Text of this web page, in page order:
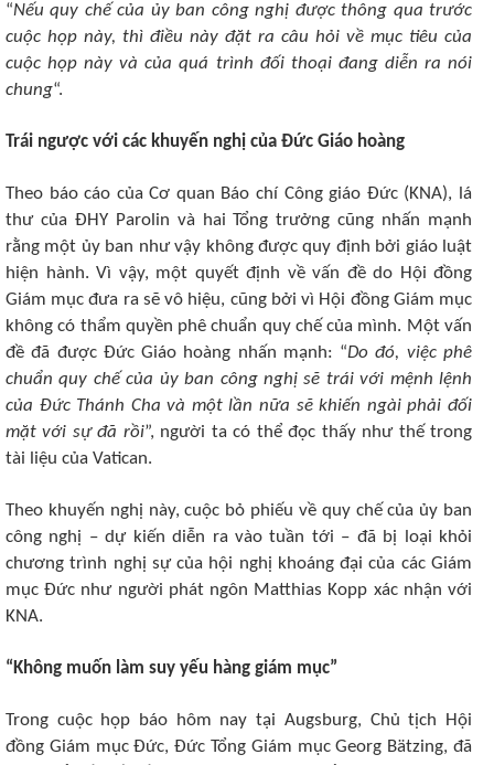
“Nếu quy chế của ủy ban công nghị được thông qua trước
cuộc họp này, thì điều này đặt ra câu hỏi về mục tiêu của
cuộc họp này và của quá trình đối thoại đang diễn ra nói
chung“.
Trái ngược với các khuyến nghị của Đức Giáo hoàng
Theo báo cáo của Cơ quan Báo chí Công giáo Đức (KNA), lá
thư của ĐHY Parolin và hai Tổng trưởng cũng nhấn mạnh
rằng một ủy ban như vậy không được quy định bởi giáo luật
hiện hành. Vì vậy, một quyết định về vấn đề do Hội đồng
Giám mục đưa ra sẽ vô hiệu, cũng bởi vì Hội đồng Giám mục
không có thẩm quyền phê chuẩn quy chế của mình. Một vấn
đề đã được Đức Giáo hoàng nhấn mạnh: “Do đó, việc phê
chuẩn quy chế của ủy ban công nghị sẽ trái với mệnh lệnh
của Đức Thánh Cha và một lần nữa sẽ khiến ngài phải đối
mặt với sự đã rồi”, người ta có thể đọc thấy như thế trong
tài liệu của Vatican.
Theo khuyến nghị này, cuộc bỏ phiếu về quy chế của ủy ban
công nghị – dự kiến ​​diễn ra vào tuần tới – đã bị loại khỏi
chương trình nghị sự của hội nghị khoáng đại của các Giám
mục Đức như người phát ngôn Matthias Kopp xác nhận với
KNA.
“Không muốn làm suy yếu hàng giám mục”
Trong cuộc họp báo hôm nay tại Augsburg, Chủ tịch Hội
đồng Giám mục Đức, Đức Tổng Giám mục Georg Bätzing, đã